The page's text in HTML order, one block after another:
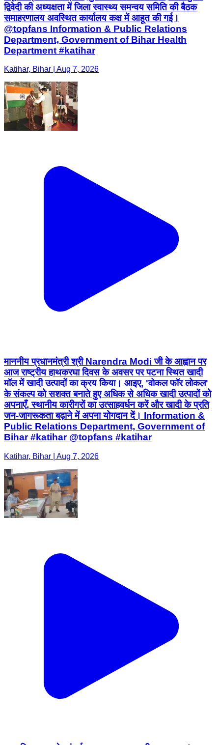
द्विवेदी की अध्यक्षता में जिला स्वास्थ्य समन्वय समिति की बैठक
समाहरणालय अवस्थित कार्यालय कक्ष में आहूत की गई।
@topfans Information & Public Relations
Department, Government of Bihar Health
Department #katihar
Katihar, Bihar | Aug 7, 2026
माननीय प्रधानमंत्री श्री Narendra Modi जी के आह्वान पर
आज राष्ट्रीय हाथकरघा दिवस के अवसर पर पटना स्थित खादी
मॉल में खादी उत्पादों का क्रय किया। आइए, 'वोकल फॉर लोकल'
के संकल्प को सशक्त बनाते हुए अधिक से अधिक खादी उत्पादों को
अपनाएँ, स्थानीय कारीगरों का उत्साहवर्धन करें और खादी के प्रति
जन-जागरूकता बढ़ाने में अपना योगदान दें। Information &
Public Relations Department, Government of
Bihar #katihar @topfans #katihar
Katihar, Bihar | Aug 7, 2026